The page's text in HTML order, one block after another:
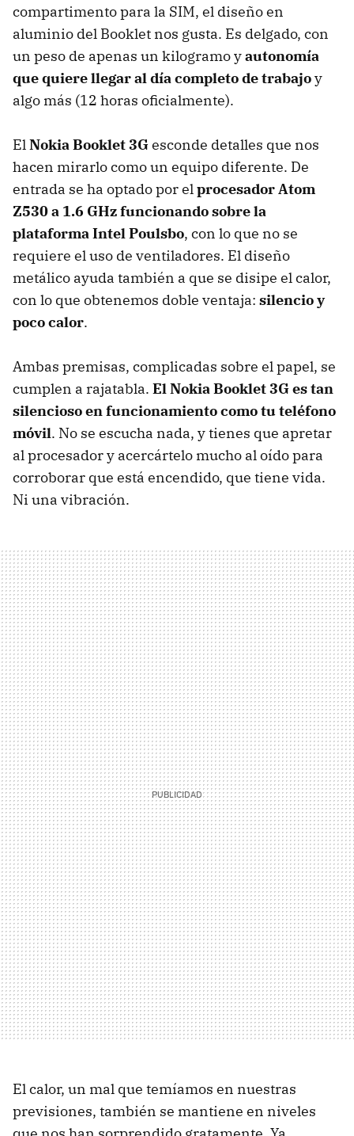
compartimento para la SIM, el diseño en
aluminio del Booklet nos gusta. Es delgado, con
un peso de apenas un kilogramo yautonomía
que quiere llegar al día completo de trabajoy
algo más (12 horas oficialmente).
ElNokia Booklet 3Gesconde detalles que nos
hacen mirarlo como un equipo diferente. De
entrada se ha optado por elprocesador Atom
Z530 a 1.6 GHz funcionando sobre la
plataforma Intel Poulsbo, con lo que no se
requiere el uso de ventiladores. El diseño
metálico ayuda también a que se disipe el calor,
con lo que obtenemos doble ventaja: silencio y
poco calor.
Ambas premisas, complicadas sobre el papel, se
cumplen a rajatabla. El Nokia Booklet 3G es tan
silencioso en funcionamiento como tu teléfono
móvil. No se escucha nada, y tienes que apretar
al procesador y acercártelo mucho al oído para
corroborar que está encendido, que tiene vida.
Ni una vibración.
El calor, un mal que temíamos en nuestras
previsiones, también se mantiene en niveles